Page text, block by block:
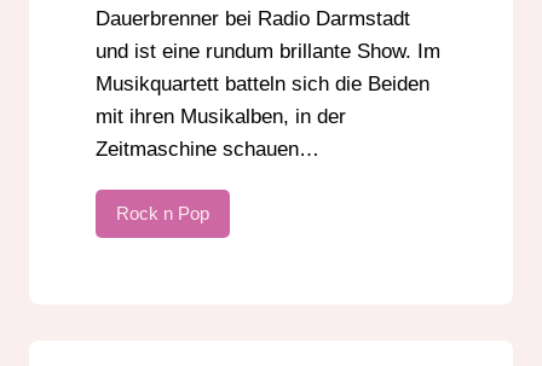
Dauerbrenner bei Radio Darmstadt
und ist eine rundum brillante Show. Im
Musikquartett batteln sich die Beiden
mit ihren Musikalben, in der
Zeitmaschine schauen…
Rock n Pop